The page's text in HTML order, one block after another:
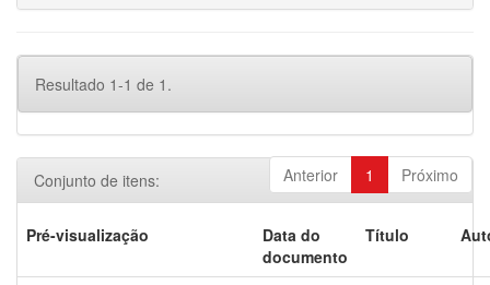
Resultado 1-1 de 1.
Anterior 1 Próximo
Conjunto de itens:
Pré-visualização
Data do
documento
Título